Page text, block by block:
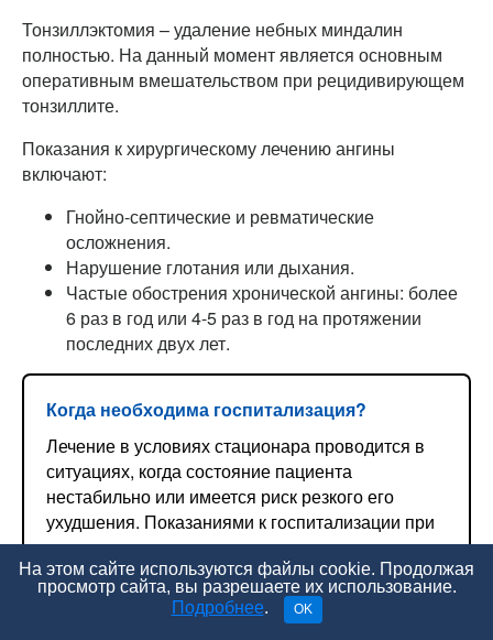
Тонзиллэктомия – удаление небных миндалин
полностью. На данный момент является основным
оперативным вмешательством при рецидивирующем
тонзиллите.
Показания к хирургическому лечению ангины
включают:
Гнойно-септические и ревматические
осложнения.
Нарушение глотания или дыхания.
Частые обострения хронической ангины: более
6 раз в год или 4-5 раз в год на протяжении
последних двух лет.
Когда необходима госпитализация?
Лечение в условиях стационара проводится в
ситуациях, когда состояние пациента
нестабильно или имеется риск резкого его
ухудшения. Показаниями к госпитализации при
ангине являются:
Тяжелое общее состояние.
Ранний детский возраст.
На этом сайте используются файлы cookie. Продолжая
просмотр сайта, вы разрешаете их использование.
Подробнее. OK